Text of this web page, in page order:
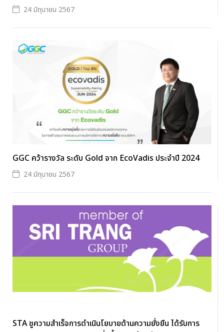
24 มิถุนายน 2567
GGC คว้ารางวัล ระดับ Gold จาก EcoVadis ประจำปี 2024
24 มิถุนายน 2567
STA ชูความสำเร็จการดำเนินโยบายด้านความยั่งยืน ได้รับการ